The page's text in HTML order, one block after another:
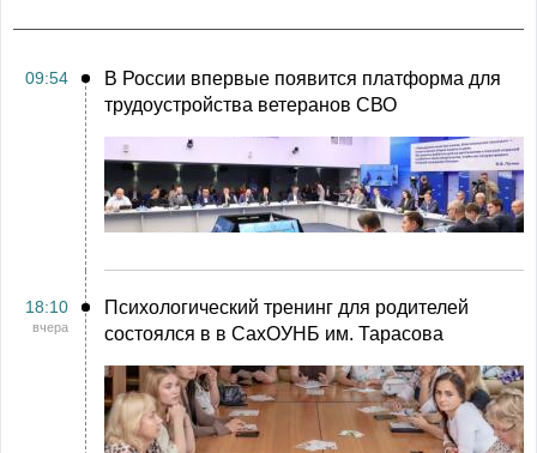
09:54
В России впервые появится платформа для
трудоустройства ветеранов СВО
18:10
вчера
Психологический тренинг для родителей
состоялся в в СахОУНБ им. Тарасова